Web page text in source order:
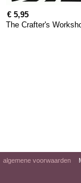
€ 5,95
The Crafter's
algemene voorwaarden